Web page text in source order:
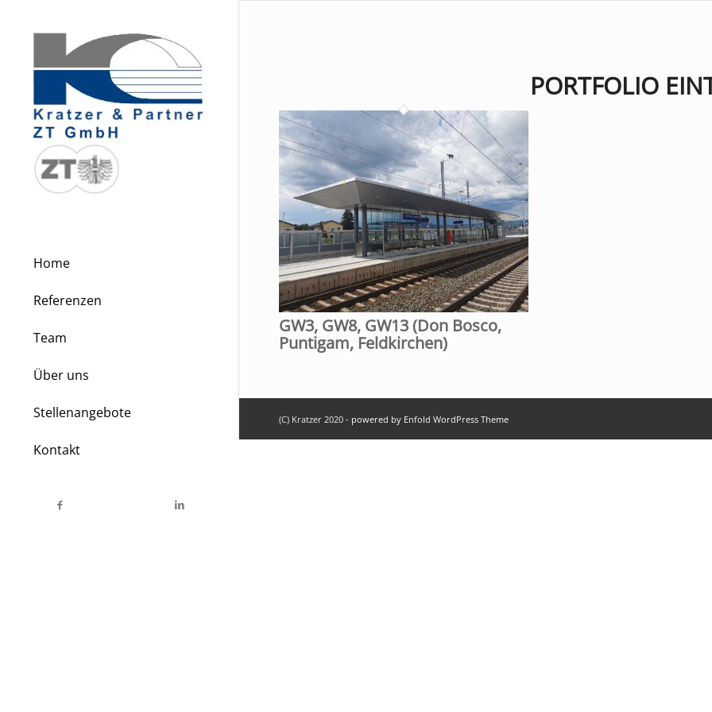
Home
Referenzen
Team
Über uns
Stellenangebote
Kontakt
PORTFOLIO
GW3, GW8, GW13 (Don Bosco,
Puntigam, Feldkirchen)
(C) Kratzer 2020 - powered by Enfold WordPress Theme